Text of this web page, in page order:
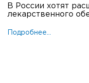
В России хотят
лекарственного
Подробнее...